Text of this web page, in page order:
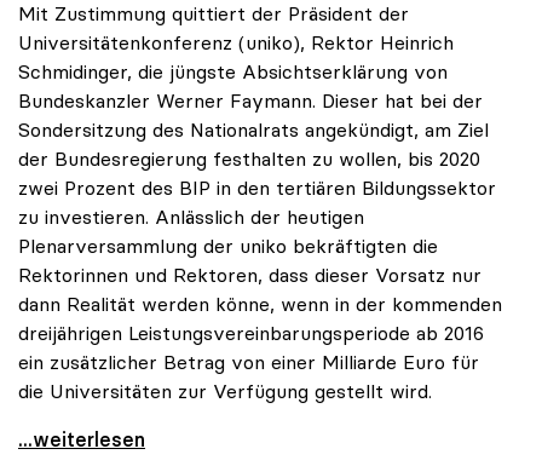
Mit Zustimmung quittiert der Präsident der
Universitätenkonferenz (uniko), Rektor Heinrich
Schmidinger, die jüngste Absichtserklärung von
Bundeskanzler Werner Faymann. Dieser hat bei der
Sondersitzung des Nationalrats angekündigt, am Ziel
der Bundesregierung festhalten zu wollen, bis 2020
zwei Prozent des BIP in den tertiären Bildungssektor
zu investieren. Anlässlich der heutigen
Plenarversammlung der uniko bekräftigten die
Rektorinnen und Rektoren, dass dieser Vorsatz nur
dann Realität werden könne, wenn in der kommenden
dreijährigen Leistungsvereinbarungsperiode ab 2016
ein zusätzlicher Betrag von einer Milliarde Euro für
die Universitäten zur Verfügung gestellt wird.
uniko zu Zwei-Prozent-BIP-Ziel: Nur mit
...weiterlesen